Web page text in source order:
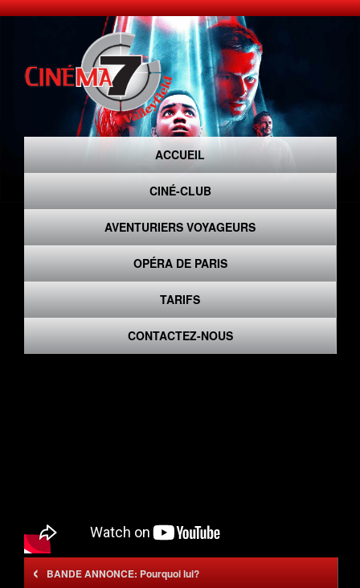
ACCUEIL
CINÉ-CLUB
AVENTURIERS VOYAGEURS
OPÉRA DE PARIS
TARIFS
CONTACTEZ-NOUS
‹ Pourquoi lui?